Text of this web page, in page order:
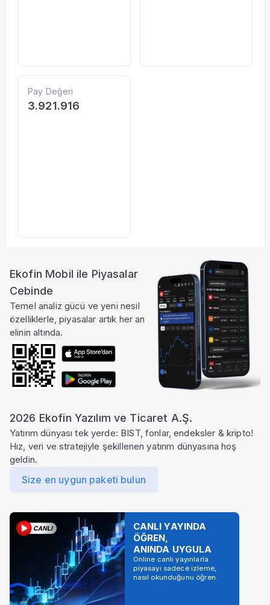
Pay Değeri
3.921.916
Ekofin Mobil ile Piyasalar
Cebinde
Temel analiz gücü ve yeni nesil
özelliklerle, piyasalar artık her an
elinin altında.
2026 Ekofin Yazılım ve Ticaret A.Ş.
Yatırım dünyası tek yerde: BIST, fonlar, endeksler & kripto!
Hız, veri ve stratejiyle şekillenen yatırım dünyasına hoş
geldin.
Size en uygun paketi bulun
CANLI YAYINDA
ÖĞREN,
ANINDA UYGULA
Online canlı yayınlarla
piyasayı sadece izleme,
nasıl okunduğunu öğren.